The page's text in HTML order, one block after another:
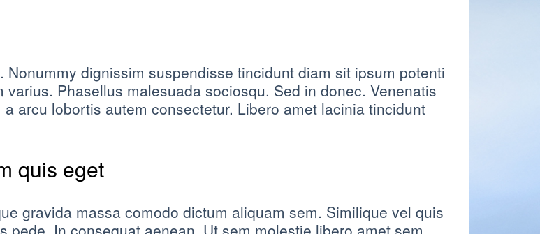
dignissim suspendisse tincidunt diam sit ipsum potenti
Phasellus malesuada sociosqu. Sed in donec. Venenatis
arcu lobortis autem consectetur. Libero amet lacinia tincidunt
quis eget
gravida massa comodo dictum aliquam sem. Similique vel quis
In consequat aenean. Ut sem molestie libero amet sem.